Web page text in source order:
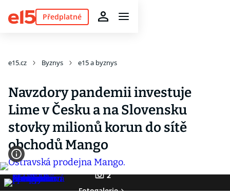
Předplatné
e15.cz Byznys e15 a byznys
Navzdory pandemii investuje
Lime v Česku a na Slovensku
stovky milionů korun do sítě
obchodů Mango
2
Fotogalerie